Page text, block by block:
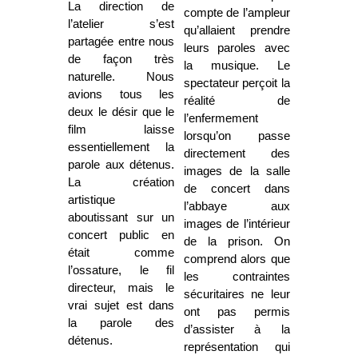
La direction de
l’atelier s’est
partagée entre nous
de façon très
naturelle. Nous
avions tous les
deux le désir que le
film laisse
essentiellement la
parole aux détenus.
La création
artistique
aboutissant sur un
concert public en
était comme
l’ossature, le fil
directeur, mais le
vrai sujet est dans
la parole des
détenus.
compte de l’ampleur
qu’allaient prendre
leurs paroles avec
la musique. Le
spectateur perçoit la
réalité de
l’enfermement
lorsqu’on passe
directement des
images de la salle
de concert dans
l’abbaye aux
images de l’intérieur
de la prison. On
comprend alors que
les contraintes
sécuritaires ne leur
ont pas permis
d’assister à la
représentation qui